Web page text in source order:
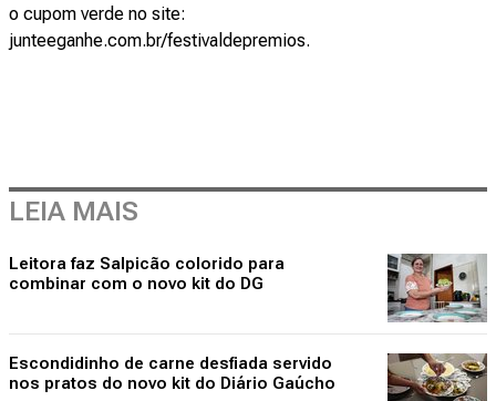
o cupom verde no site:
junteeganhe.com.br/festivaldepremios.
LEIA MAIS
Leitora faz Salpicão colorido para
combinar com o novo kit do DG
Escondidinho de carne desfiada servido
nos pratos do novo kit do Diário Gaúcho